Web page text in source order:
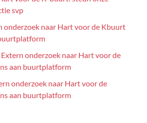
svp
onderzoek naar Hart voor de Kbuurt
Extern onderzoek naar Hart voor de
aan buurtplatform
onderzoek naar Hart voor de
aan buurtplatform